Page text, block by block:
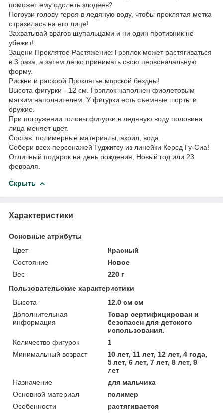
поможет ему одолеть злодеев?
Погрузи голову героя в ледяную воду, чтобы проклятая метка
отразилась на его лице!
Захватывай врагов щупальцами и ни один противник не
убежит!
Зацени Проклятое Растяжение: Грэплок может растягиваться
в 3 раза, а затем легко принимать свою первоначальную
форму.
Рискни и раскрой Проклятье морской бездны!
Высота фигурки - 12 см. Грэплок наполнен фиолетовым
мягким наполнителем. У фигурки есть съемные шорты и
оружие.
При погружении головы фигурки в ледяную воду половина
лица меняет цвет.
Состав: полимерные материалы, акрил, вода.
Собери всех персонажей Гуджитсу из линейки Керсд Гу-Сиа!
Отличный подарок на день рождения, Новый год или 23
февраля.
Скрыть
Характеристики
Основные атрибуты
Цвет
Красный
Состояние
Новое
Вес
220 г
Пользовательские характеристики
Высота
12.0 см см
Дополнительная
информация
Товар сертифицирован и
безопасен для детского
использования.
Количество фигурок
1
Минимальный возраст
10 лет, 11 лет, 12 лет, 4 года,
5 лет, 6 лет, 7 лет, 8 лет, 9
лет
Назначение
для мальчика
Основной материал
полимер
Особенности
растягивается